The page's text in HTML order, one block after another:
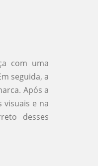
com uma
seguida, a
Após a
visuais e na
desses